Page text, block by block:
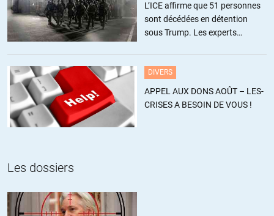
L’ICE affirme que 51 personnes
sont décédées en détention
sous Trump. Les experts
DIVERS
APPEL AUX DONS AOÛT – LES-
CRISES A BESOIN DE VOUS !
Les dossiers